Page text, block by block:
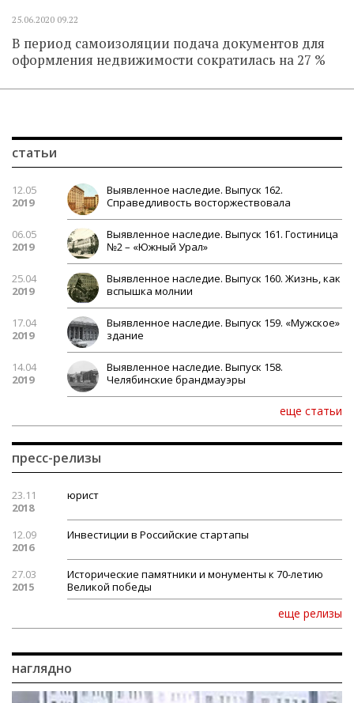
25.06.2020 09.22
В период самоизоляции подача документов для
оформления недвижимости сократилась на 27 %
статьи
12.05
2019
Выявленное наследие. Выпуск 162.
Справедливость восторжествовала
06.05
2019
Выявленное наследие. Выпуск 161. Гостиница
№2 – «Южный Урал»
25.04
2019
Выявленное наследие. Выпуск 160. Жизнь, как
вспышка молнии
17.04
2019
Выявленное наследие. Выпуск 159. «Мужское»
здание
14.04
2019
Выявленное наследие. Выпуск 158.
Челябинские брандмауэры
еще статьи
пресс-релизы
23.11
2018
юрист
12.09
2016
Инвестиции в Российские стартапы
27.03
2015
Исторические памятники и монументы к 70-летию
Великой победы
еще релизы
наглядно